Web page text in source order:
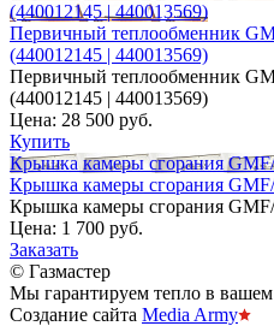
(440012145 | 440013569)
Первичный теплообменник
(440012145 | 440013569)
Первичный теплообменник
(440012145 | 440013569)
Цена: 28 500 руб.
Купить
Крышка камеры сгорания
Крышка камеры сгорания
Крышка камеры сгорания
Цена: 1 700 руб.
Заказать
© Газмастер
Мы гарантируем тепло в
Создание сайта Media Army